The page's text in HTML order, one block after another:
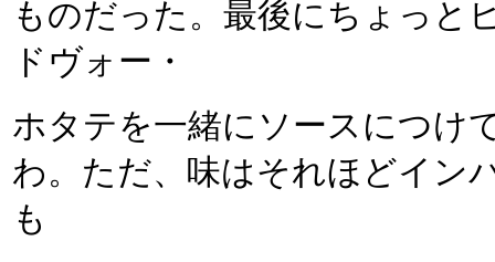
ものだった。最後にちょっと
ドヴォー・
ホタテを一緒にソースにつけ
わ。ただ、味はそれほどイン
も